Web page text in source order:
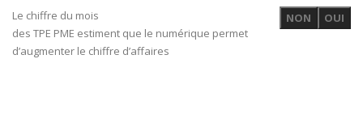
OUI
NON
Le chiffre du mois
des TPE PME estiment que le numérique permet
d’augmenter le chiffre d’affaires